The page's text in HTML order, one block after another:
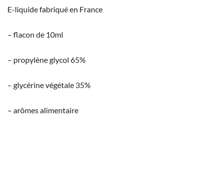
E-liquide fabriqué en France
– flacon de 10ml
– propylène glycol 65%
– glycérine végétale 35%
– arômes alimentaire